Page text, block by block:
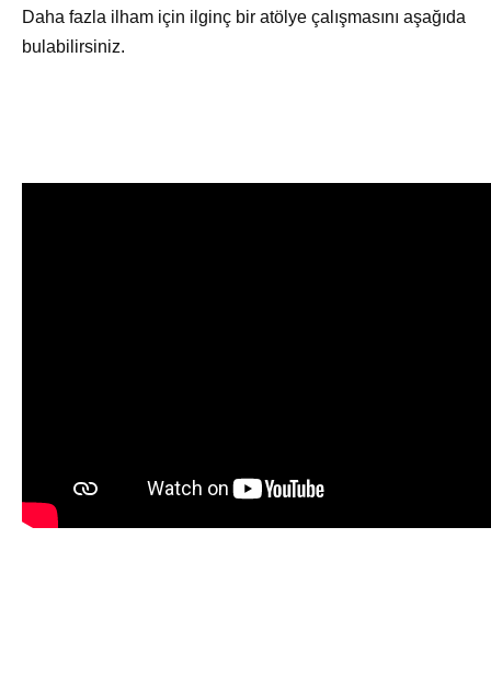
Daha fazla ilham için ilginç bir atölye çalışmasını aşağıda
bulabilirsiniz.